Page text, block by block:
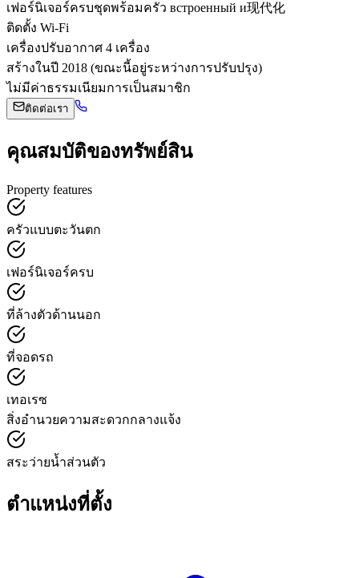
เฟอร์นิเจอร์ครบชุดพร้อมครัว встроенный и现代化
ติดตั้ง Wi-Fi
เครื่องปรับอากาศ 4 เครื่อง
สร้างในปี 2018 (ขณะนี้อยู่ระหว่างการปรับปรุง)
ไม่มีค่าธรรมเนียมการเป็นสมาชิก
ติดต่อเรา
คุณสมบัติของทรัพย์สิน
Property features
ครัวแบบตะวันตก
เฟอร์นิเจอร์ครบ
ที่ล้างตัวด้านนอก
ที่จอดรถ
เทอเรซ
สิ่งอำนวยความสะดวกกลางแจ้ง
สระว่ายน้ำส่วนตัว
ตำแหน่งที่ตั้ง